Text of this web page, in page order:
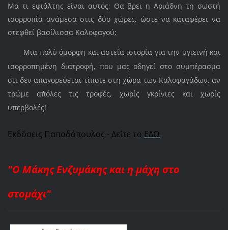
Μα τι εφιάλτης είναι αυτός; Θα βρει η Αριάδνη τη σωστή
ισορροπία ανάμεσα στις δύο χώρες, ώστε να καταφέρει να
στεφθεί βασίλισσα Καλοφαγού;
Μια πολύ όμορφη και αστεία ιστορία για την υγιεινή και
ισορροπημένη διατροφή, που μας οδηγεί στο συμπέρασμα
ότι δεν απαγορεύεται τίποτε στη χώρα των Καλοφαγάδων, αν
τρώμε απ΄όλες τις τροφές, χωρίς γκρίνιες και χωρίς
υπερβολές!
Εκδόσεις Παπαδόπουλος - Δείτε το ΕΔΩ
"Ο Μάκης Ενζυμάκης και η μάχη στο
στομάχι"